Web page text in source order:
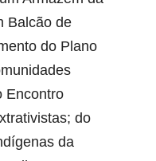
Balcão de
do Plano
Encontro
do
da